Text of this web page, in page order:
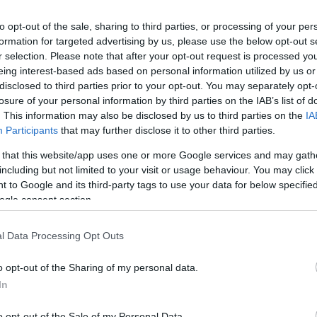
opt-out of the sale, sharing to third parties, or processing of your
for targeted advertising by us, please use the below opt-out
selection. Please note that after your opt-out request is processed
interest-based ads based on personal information utilized by us
to third parties prior to your opt-out. You may separately
of your personal information by third parties on the IAB’s list of
This information may also be disclosed by us to third parties on the
Participants that may further disclose it to other third parties.
that this website/app uses one or more Google services and may
but not limited to your visit or usage behaviour. You may
to Google and its third-party tags to use your data for below
consent section.
Data Processing Opt Outs
opt-out of the Sharing of my personal data.
F1
Schumacher hibázott, de az igazi
botrány az lett volna, ha nem ő lesz
a világbajnok 1994-ben
Majer Dániel - 2023. november 13. 0